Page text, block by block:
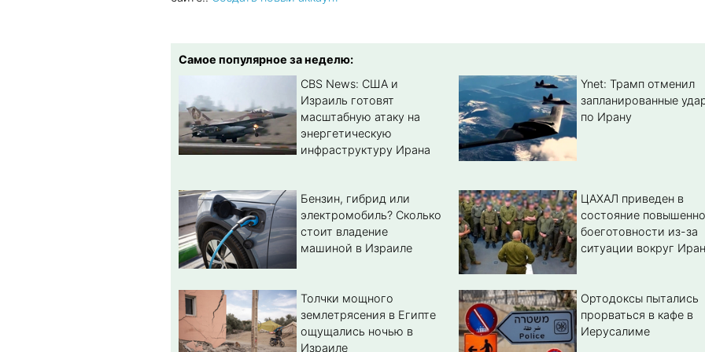
Самое популярное за неделю:
CBS News: США и
Израиль готовят
масштабную атаку на
энергетическую
инфраструктуру Ирана
Ynet: Трамп отменил
запланированные
по Ирану
Бензин, гибрид или
электромобиль? Cколько
стоит владение
машиной в Израиле
ЦАХАЛ приведен в
состояние
боеготовности из-за
ситуации вокруг
Толчки мощного
землетрясения в Египте
ощущались ночью в
Израиле
Ортодоксы пытались
прорваться в кафе в
Иерусалиме